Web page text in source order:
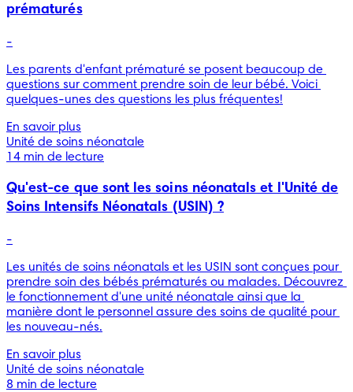
prématurés
-
Les parents d'enfant prématuré se posent beaucoup de
questions sur comment prendre soin de leur bébé. Voici
quelques-unes des questions les plus fréquentes!
En savoir plus
Unité de soins néonatale
14 min de lecture
Qu'est-ce que sont les soins néonatals et l'Unité de
Soins Intensifs Néonatals (USIN) ?
-
Les unités de soins néonatals et les USIN sont conçues pour
prendre soin des bébés prématurés ou malades. Découvrez
le fonctionnement d'une unité néonatale ainsi que la
manière dont le personnel assure des soins de qualité pour
les nouveau-nés.
En savoir plus
Unité de soins néonatale
8 min de lecture